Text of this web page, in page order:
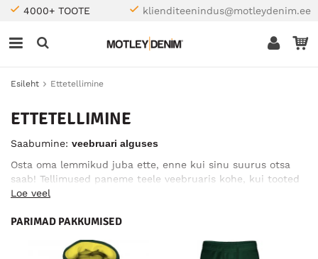
4000+ TOOTE klienditeenindus@motleydenim.ee
Esileht Ettetellimine
ETTETELLIMINE
Saabumine: veebruari alguses
Osta oma lemmikud juba ette, enne kui sinu suurus otsa
saab! Tellimused paneme teele veebruaris kohe, kui tooted
on kohale jõudnud – seejärel kehtivad tavapärased
PS! Meie uudiskirja aktiivsed lugejad saavad erisoodustuse!
Loe veel
PARIMAD PAKKUMISED